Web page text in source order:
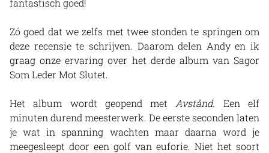
fantastisch goed!
Zó goed dat we zelfs met twee stonden te springen om
deze recensie te schrijven. Daarom delen Andy en ik
graag onze ervaring over het derde album van Sagor
Som Leder Mot Slutet.
Het album wordt geopend met Avstånd. Een elf
minuten durend meesterwerk. De eerste seconden laten
je wat in spanning wachten maar daarna word je
meegesleept door een golf van euforie. Niet het soort